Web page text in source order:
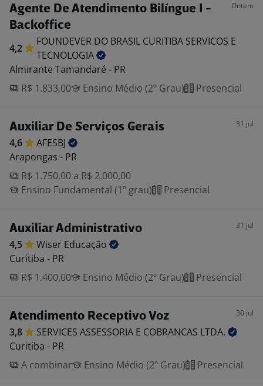
Agente De Atendimento Bilíngue I -
Backoffice
Ontem
4,2
FOUNDEVER DO BRASIL CURITIBA SERVICOS E
TECNOLOGIA
Almirante Tamandaré - PR
R$ 1.833,00
Ensino Médio (2º Grau) Presencial
Auxiliar De Serviços Gerais 31 jul
4,6
AFESBJ
Arapongas - PR
R$ 1.750,00 a R$ 2.000,00
Ensino Fundamental (1º grau)
Presencial
Auxiliar Administrativo 31 jul
4,5 Wiser Educação
Curitiba - PR
R$ 1.400,00
Ensino Médio (2º Grau) Presencial
Atendimento Receptivo Voz 30 jul
3,8 SERVICES ASSESSORIA E COBRANCAS LTDA.
Curitiba - PR
A combinar
Ensino Médio (2º Grau) Presencial